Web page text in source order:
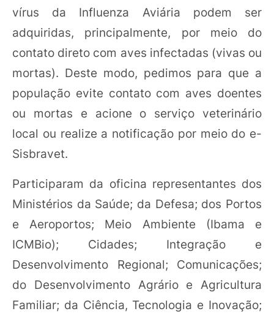
vírus da Influenza Aviária podem ser
adquiridas, principalmente, por meio do
contato direto com aves infectadas (vivas ou
mortas). Deste modo, pedimos para que a
população evite contato com aves doentes
ou mortas e acione o serviço veterinário
local ou realize a notificação por meio do e-
Sisbravet.
Participaram da oficina representantes dos
Ministérios da Saúde; da Defesa; dos Portos
e Aeroportos; Meio Ambiente (Ibama e
ICMBio); Cidades; Integração e
Desenvolvimento Regional; Comunicações;
do Desenvolvimento Agrário e Agricultura
Familiar; da Ciência, Tecnologia e Inovação;